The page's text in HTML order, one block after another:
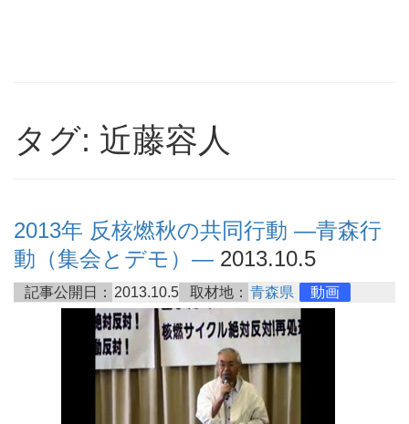
タグ: 近藤容人
2013年 反核燃秋の共同行動 ―青森行
動（集会とデモ）― 2013.10.5
記事公開日： 2013.10.5 取材地： 青森県 動画